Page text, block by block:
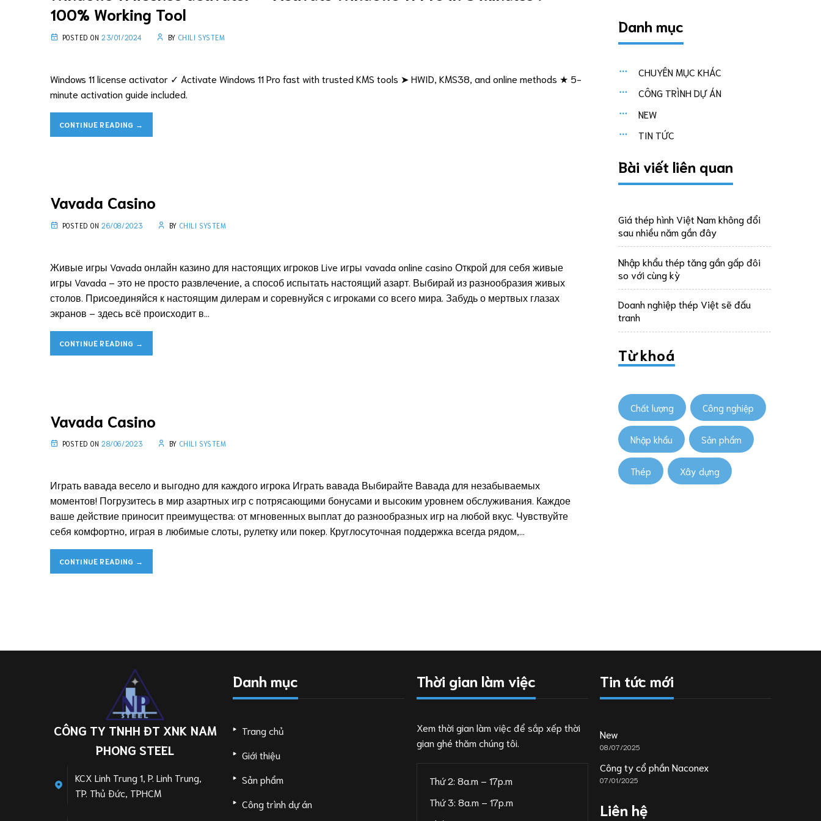
100% Working Tool
POSTED ON23/01/2024 BY CHILI SYSTEM
Windows 11 license activator ✓ Activate Windows 11 Pro fast with trusted KMS tools ➤ HWID, KMS38, and online methods ★ 5-
minute activation guide included.
CONTINUE READING →
Vavada Casino
POSTED ON26/08/2023 BY CHILI SYSTEM
Живые игры Vavada онлайн казино для настоящих игроков Live игры vavada online casino Открой для себя живые
игры Vavada – это не просто развлечение, а способ испытать настоящий азарт. Выбирай из разнообразия живых
столов. Присоединяйся к настоящим дилерам и соревнуйся с игроками со всего мира. Забудь о мертвых глазах
экранов – здесь всё происходит в…
CONTINUE READING →
Vavada Casino
POSTED ON28/06/2023 BY CHILI SYSTEM
Играть вавада весело и выгодно для каждого игрока Играть вавада Выбирайте Вавада для незабываемых
моментов! Погрузитесь в мир азартных игр с потрясающими бонусами и высоким уровнем обслуживания. Каждое
ваше действие приносит преимущества: от мгновенных выплат до разнообразных игр на любой вкус. Чувствуйте
себя комфортно, играя в любимые слоты, рулетку или покер. Круглосуточная поддержка всегда рядом,…
CONTINUE READING →
Danh mục
CHUYÊN MỤC KHÁC
CÔNG TRÌNH DỰ ÁN
NEW
TIN TỨC
Bài viết liên quan
Giá thép hình Việt Nam không đổi
sau nhiều năm gần đây
Nhập khẩu thép tăng gần gấp đôi
so với cùng kỳ
Doanh nghiệp thép Việt sẽ đấu
tranh
Từ khoá
Chất lượng Công nghiệp
Nhập khẩu Sản phẩm
Thép Xây dựng
CÔNG TY TNHH ĐT XNK NAM
PHONG STEEL
KCX Linh Trung 1, P. Linh Trung,
TP. Thủ Đức, TPHCM
Danh mục
Trang chủ
Giới thiệu
Sản phẩm
Công trình dự án
Thời gian làm việc
Xem thời gian làm việc để sắp xếp thời
gian ghé thăm chúng tôi.
Thứ 2: 8a.m – 17p.m
Thứ 3: 8a.m – 17p.m
Tin tức mới
New
08/07/2025
Công ty cổ phần Naconex
07/01/2025
Liên hệ